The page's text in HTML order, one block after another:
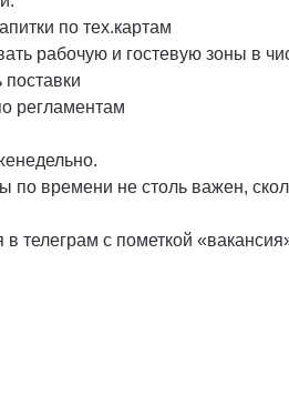
по тех.картам
рабочую и гостевую зоны в
поставки
регламентам
по времени не столь важен,
в телеграм с пометкой